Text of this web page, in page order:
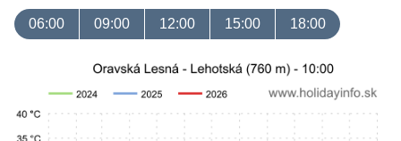
06:00 09:00 12:00 15:00 18:00